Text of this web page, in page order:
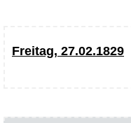
Freitag, 27.02.1829